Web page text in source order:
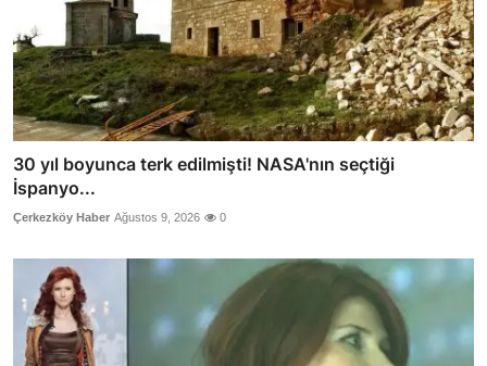
30 yıl boyunca terk edilmişti! NASA'nın seçtiği
İspanyo...
Çerkezköy Haber Ağustos 9, 2026 0